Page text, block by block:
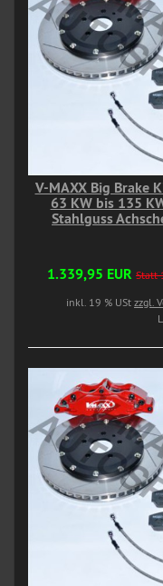
V-MAXX Big Brake
63 KW bis 135
Stahlguss
1.339,95 EUR Statt
inkl. 19 % USt zzgl.